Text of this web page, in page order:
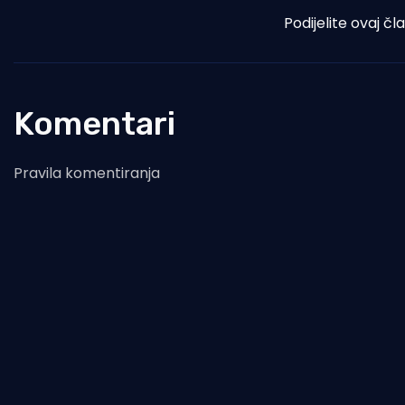
Podijelite ovaj
Komentari
Pravila komentiranja